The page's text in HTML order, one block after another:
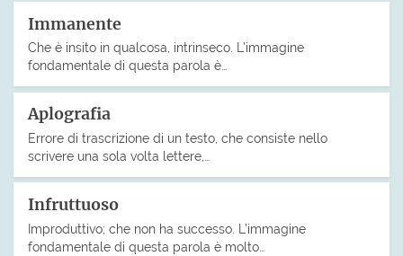
Immanente
Che è insito in qualcosa, intrinseco. L’immagine
fondamentale di questa parola è…
Aplografia
Errore di trascrizione di un testo, che consiste nello
scrivere una sola volta lettere,…
Infruttuoso
Improduttivo; che non ha successo. L’immagine
fondamentale di questa parola è molto…